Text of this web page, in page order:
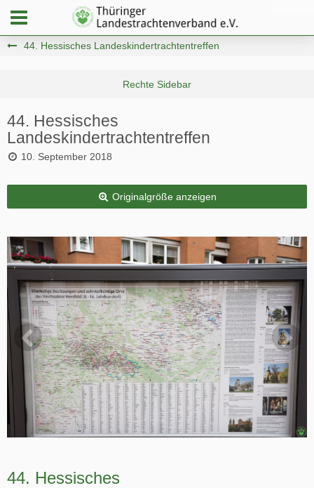
44. Hessisches Landeskindertrachtentreffen
44. Hessisches
Landeskindertrachtentreffen
10. September 2018
Originalgröße anzeigen
44. Hessisches